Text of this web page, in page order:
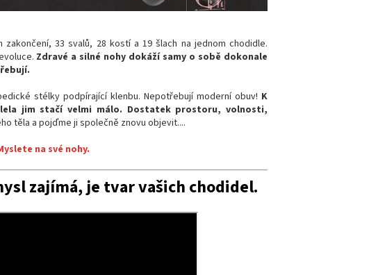
33 svalů, 28 kostí a 19 šlach na jednom chodidle.
Zdravé a silné nohy dokáží samy o sobě dokonale
stélky podpírající klenbu. Nepotřebují moderní obuv! K
jim stačí velmi málo. Dostatek prostoru, volnosti,
těla a pojďme ji společně znovu objevit....
na své nohy.
zajímá, jetvar vašich chodidel.